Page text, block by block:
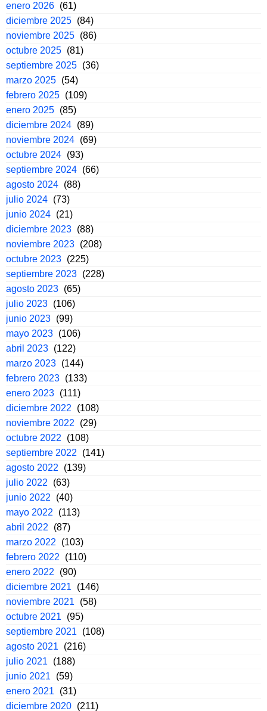
enero 2026 (61)
diciembre 2025 (84)
noviembre 2025 (86)
octubre 2025 (81)
septiembre 2025 (36)
marzo 2025 (54)
febrero 2025 (109)
enero 2025 (85)
diciembre 2024 (89)
noviembre 2024 (69)
octubre 2024 (93)
septiembre 2024 (66)
agosto 2024 (88)
julio 2024 (73)
junio 2024 (21)
diciembre 2023 (88)
noviembre 2023 (208)
octubre 2023 (225)
septiembre 2023 (228)
agosto 2023 (65)
julio 2023 (106)
junio 2023 (99)
mayo 2023 (106)
abril 2023 (122)
marzo 2023 (144)
febrero 2023 (133)
enero 2023 (111)
diciembre 2022
(108)
noviembre 2022
(29)
octubre 2022
(108)
septiembre 2022
(141)
agosto 2022
(139)
julio 2022
(63)
junio 2022
(40)
mayo 2022
(113)
abril 2022
(87)
marzo 2022
(103)
febrero 2022
(110)
enero 2022
(90)
diciembre 2021
(146)
noviembre 2021
(58)
octubre 2021
(95)
septiembre 2021
(108)
agosto 2021
(216)
julio 2021
(188)
junio 2021
(59)
enero 2021
(31)
diciembre 2020 (211)